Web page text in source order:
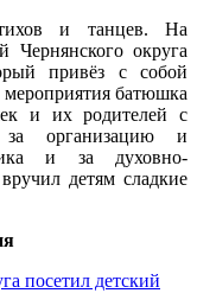
и танцев. На
Чернянского округа
привёз с собой
батюшка
и их родителей с
за организацию и
и за духовно-
детям сладкие